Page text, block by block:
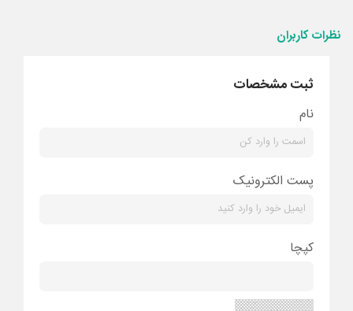
نظرات کاربران
ثبت مشخصات
نام
پست الکترونیک
کپچا